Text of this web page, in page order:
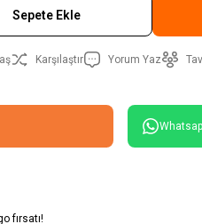
Sepete Ekle
Karşılaştır Yorum Yaz
fırsatı!